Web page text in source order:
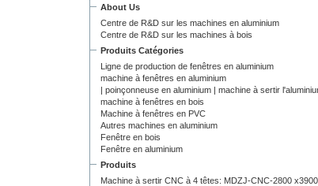
About Us
Centre de R&D sur les machines en aluminium
Centre de R&D sur les machines à bois
Produits Catégories
Ligne de production de fenêtres en aluminium
machine à fenêtres en aluminium
| poinçonneuse en aluminium | machine à sertir
machine à fenêtres en bois
Machine à fenêtres en PVC
Autres machines en aluminium
Fenêtre en bois
Fenêtre en aluminium
Produits
Machine à sertir CNC à 4 têtes: MDZJ-CNC-2800 x3900